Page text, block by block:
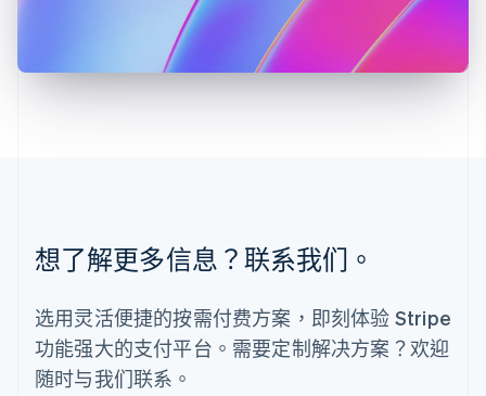
想了解更多信息？联系我们。
选用灵活便捷的按需付费方案，即刻体验 Stripe
功能强大的支付平台。需要定制解决方案？欢迎
随时与我们联系。
English简体中文
PortuguêsEnglish
日本
瑞典
SvenskaEnglish
瑞士
DeutschFrançais Italiano